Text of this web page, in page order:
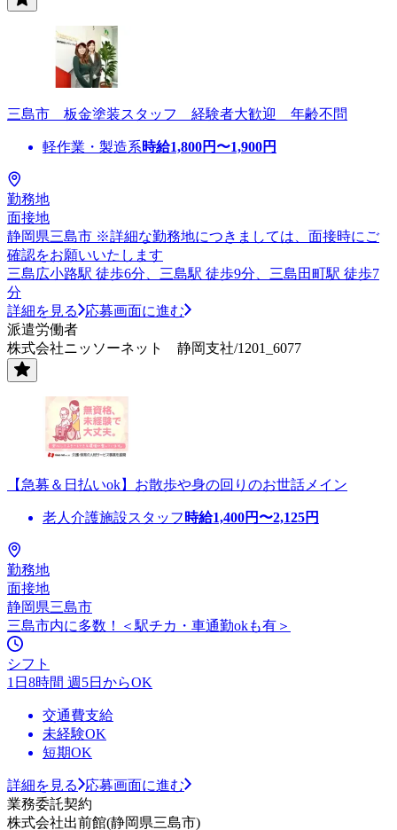
三島市 板金塗装スタッフ 経験者大歓迎 年齢不問
軽作業・製造系時給1,800円〜1,900円
勤務地
面接地
静岡県三島市 ※詳細な勤務地につきましては、面接時にご
確認をお願いいたします
三島広小路駅 徒歩6分、三島駅 徒歩9分、三島田町駅 徒歩7
分
詳細を見る
応募画面に進む
派遣労働者
株式会社ニッソーネット 静岡支社/1201_6077
【急募＆日払いok】お散歩や身の回りのお世話メイン
老人介護施設スタッフ 時給1,400円〜2,125円
勤務地
面接地
静岡県三島市
三島市内に多数！＜駅チカ・車通勤okも有＞
シフト
1日8時間 週5日からOK
交通費支給
未経験OK
短期OK
詳細を見る
応募画面に進む
業務委託契約
株式会社出前館(静岡県三島市)